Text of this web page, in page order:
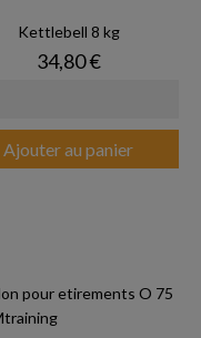
Kettlebell 8 kg
Prix
34,80 €
Ajouter au panier